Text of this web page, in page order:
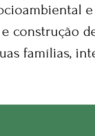
construção
famílias,